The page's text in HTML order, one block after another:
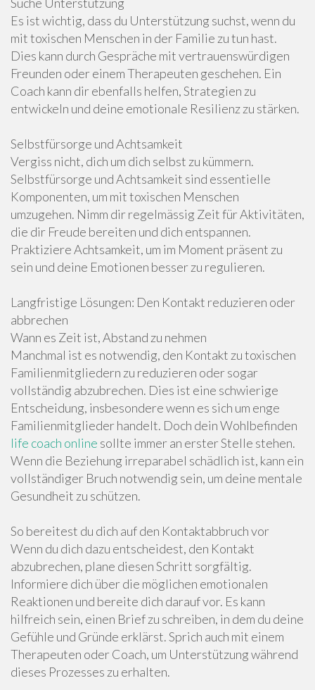
Es ist wichtig, dass du Unterstützung suchst, wenn du
mit toxischen Menschen in der Familie zu tun hast.
Dies kann durch Gespräche mit vertrauenswürdigen
Freunden oder einem Therapeuten geschehen. Ein
Coach kann dir ebenfalls helfen, Strategien zu
entwickeln und deine emotionale Resilienz zu stärken.
Selbstfürsorge und Achtsamkeit
Vergiss nicht, dich um dich selbst zu kümmern.
Selbstfürsorge und Achtsamkeit sind essentielle
Komponenten, um mit toxischen Menschen
umzugehen. Nimm dir regelmässig Zeit für Aktivitäten,
die dir Freude bereiten und dich entspannen.
Praktiziere Achtsamkeit, um im Moment präsent zu
sein und deine Emotionen besser zu regulieren.
Langfristige Lösungen: Den Kontakt reduzieren oder
abbrechen
Wann es Zeit ist, Abstand zu nehmen
Manchmal ist es notwendig, den Kontakt zu toxischen
Familienmitgliedern zu reduzieren oder sogar
vollständig abzubrechen. Dies ist eine schwierige
Entscheidung, insbesondere wenn es sich um enge
Familienmitglieder handelt. Doch dein Wohlbefinden
life coach online sollte immer an erster Stelle stehen.
Wenn die Beziehung irreparabel schädlich ist, kann ein
vollständiger Bruch notwendig sein, um deine mentale
Gesundheit zu schützen.
So bereitest du dich auf den Kontaktabbruch vor
Wenn du dich dazu entscheidest, den Kontakt
abzubrechen, plane diesen Schritt sorgfältig.
Informiere dich über die möglichen emotionalen
Reaktionen und bereite dich darauf vor. Es kann
hilfreich sein, einen Brief zu schreiben, in dem du deine
Gefühle und Gründe erklärst. Sprich auch mit einem
Therapeuten oder Coach, um Unterstützung während
dieses Prozesses zu erhalten.